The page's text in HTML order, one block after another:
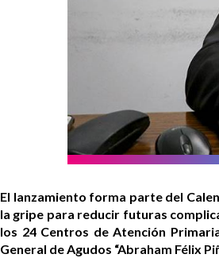
El lanzamiento forma parte del
la gripe para reducir futuras
los 24 Centros de Atención
General de Agudos “Abraham Félix